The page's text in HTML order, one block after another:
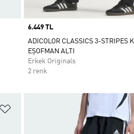
Price
6.449 TL
ADICOLOR CLASSICS 3-STRIPES
EŞOFMAN ALTI
Erkek Originals
2 renk
Favori Listesine Ekle